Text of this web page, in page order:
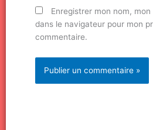
Enregistrer mon nom,
dans le navigateur pour mon
commentaire.